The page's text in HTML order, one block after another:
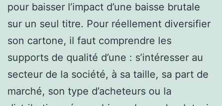
pour baisser l’impact d’une baisse brutale
sur un seul titre. Pour réellement diversifier
son cartone, il faut comprendre les
supports de qualité d’une : s’intéresser au
secteur de la société, à sa taille, sa part de
marché, son type d’acheteurs ou la